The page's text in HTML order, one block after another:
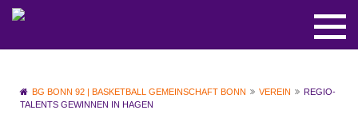
BG BONN 92 | BASKETBALL GEMEINSCHAFT BONN VEREIN
REGIO-
TALENTS GEWINNEN IN HAGEN